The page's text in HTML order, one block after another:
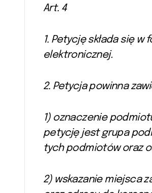
Art. 4
1. Petycję składa się
elektronicznej.
2. Petycja powinna
1) oznaczenie
petycję jest grupa
tych podmiotów oraz
2) wskazanie miejsca